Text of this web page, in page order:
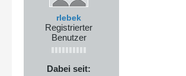
rlebek
Registrierter
Benutzer
Dabei seit: